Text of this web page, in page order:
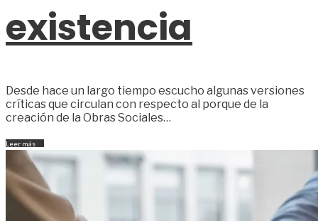
existencia
Desde hace un largo tiempo escucho algunas versiones
críticas que circulan con respecto al porque de la
creación de la Obras Sociales…
Leer más